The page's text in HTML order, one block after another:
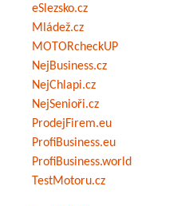
eSlezsko.cz
Mládež.cz
MOTORcheckUP
NejBusiness.cz
NejChlapi.cz
NejSenioři.cz
ProdejFirem.eu
ProfiBusiness.eu
ProfiBusiness.world
TestMotoru.cz